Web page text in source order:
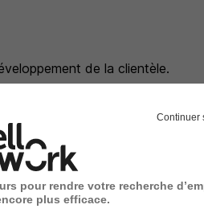
de la clientèle.
du temps et vos priorités.
performances.
de vos charges
d'investissement en toute
et ambitions.
de proximité tout en conservant
Continuer
pour rendre votre recherche
plus efficace.